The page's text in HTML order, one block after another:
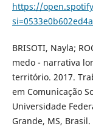
https://
BRISOTI, Nayla;
medo - narrativa
território. 2017.
em Comunicação
Universidade
Grande, MS,